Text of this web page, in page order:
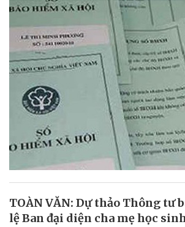
TOÀN VĂN: Dự thảo Thông tư
lệ Ban đại diện cha mẹ học